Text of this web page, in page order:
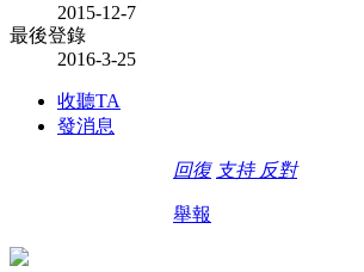
2015-12-7
最後登錄
2016-3-25
收聽TA
發消息
回復 支持 反對
舉報